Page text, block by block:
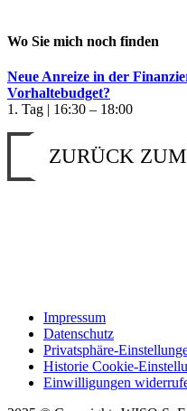
Wo Sie mich noch finden
Neue Anreize in der
Vorhaltebudget?
1. Tag | 16:30 – 18:00
ZURÜCK
Impressum
Datenschutz
Privatsphäre-
Historie Cookie-
Einwilligungen